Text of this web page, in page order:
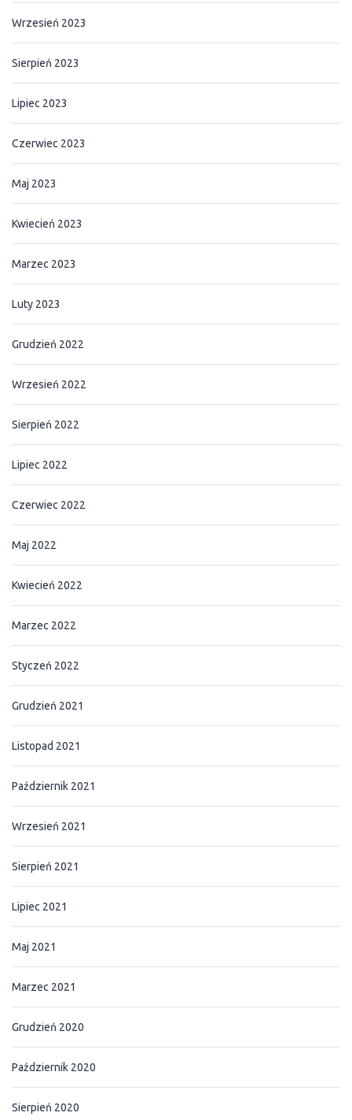
Wrzesień 2023
Sierpień 2023
Lipiec 2023
Czerwiec 2023
Maj 2023
Kwiecień 2023
Marzec 2023
Luty 2023
Grudzień 2022
Wrzesień 2022
Sierpień 2022
Lipiec 2022
Czerwiec 2022
Maj 2022
Kwiecień 2022
Marzec 2022
Styczeń 2022
Grudzień 2021
Listopad 2021
Październik 2021
Wrzesień 2021
Sierpień 2021
Lipiec 2021
Maj 2021
Marzec 2021
Grudzień 2020
Październik 2020
Sierpień 2020